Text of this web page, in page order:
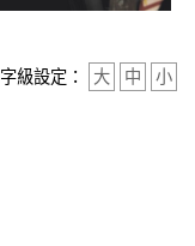
字級設定： 大 中 小